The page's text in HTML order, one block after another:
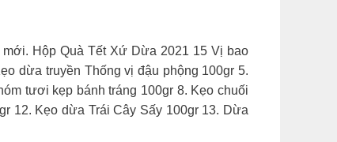
Hộp Quà Tết Xứ Dừa 2021 15 Vị bao
dừa truyền Thống vị đậu phộng 100gr 5.
tươi kẹp bánh tráng 100gr 8. Kẹo chuối
12. Kẹo dừa Trái Cây Sấy 100gr 13. Dừa